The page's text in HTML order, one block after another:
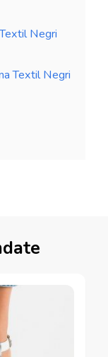
Negri
Textil Negri